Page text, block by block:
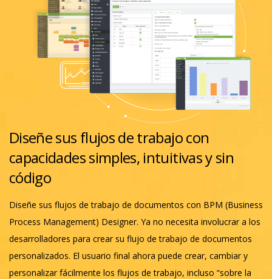
Diseñe sus flujos de trabajo con
capacidades simples, intuitivas y sin
código
Diseñe sus flujos de trabajo de documentos con BPM (Business
Process Management) Designer. Ya no necesita involucrar a los
desarrolladores para crear su flujo de trabajo de documentos
personalizados. El usuario final ahora puede crear, cambiar y
personalizar fácilmente los flujos de trabajo, incluso “sobre la